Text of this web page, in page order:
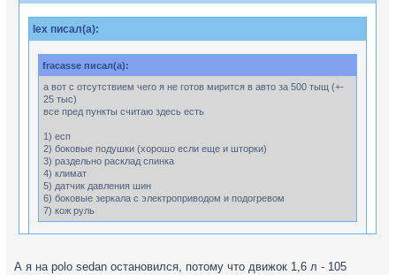
lex писал(а):
fracasse писал(а):
а вот с отсутствием чего я не готов мирится в авто за 500 тыщ (+-
25 тыс)
все пред пункты считаю здесь есть
1) есп
2) боковые подушки (хорошо если еще и шторки)
3) раздельно расклад спинка
4) климат
5) датчик давления шин
6) боковые зеркала с электроприводом и подогревом
7) кож руль
А я на polo sedan остановился, потому что движок 1,6 л - 105